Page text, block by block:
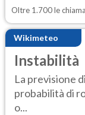
Oltre 1.700 le
Wikimeteo
Instabilità
La previsione
probabilità di
o...